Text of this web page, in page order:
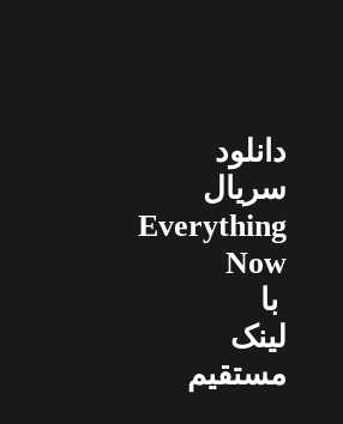
دانلود
سریال
Everything
Now
با
لینک
مستقیم